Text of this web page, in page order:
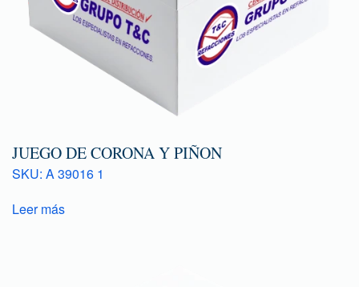
JUEGO DE CORONA Y PIÑON
SKU: A 39016 1
Leer más